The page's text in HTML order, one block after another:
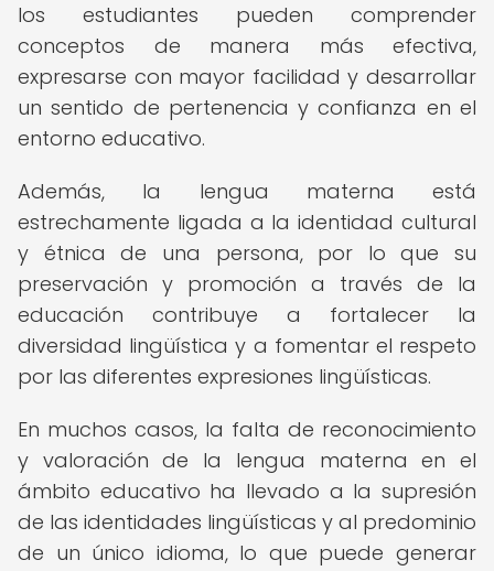
los estudiantes pueden comprender
conceptos de manera más efectiva,
expresarse con mayor facilidad y desarrollar
un sentido de pertenencia y confianza en el
entorno educativo.
Además, la lengua materna está
estrechamente ligada a la identidad cultural
y étnica de una persona, por lo que su
preservación y promoción a través de la
educación contribuye a fortalecer la
diversidad lingüística y a fomentar el respeto
por las diferentes expresiones lingüísticas.
En muchos casos, la falta de reconocimiento
y valoración de la lengua materna en el
ámbito educativo ha llevado a la supresión
de las identidades lingüísticas y al predominio
de un único idioma, lo que puede generar